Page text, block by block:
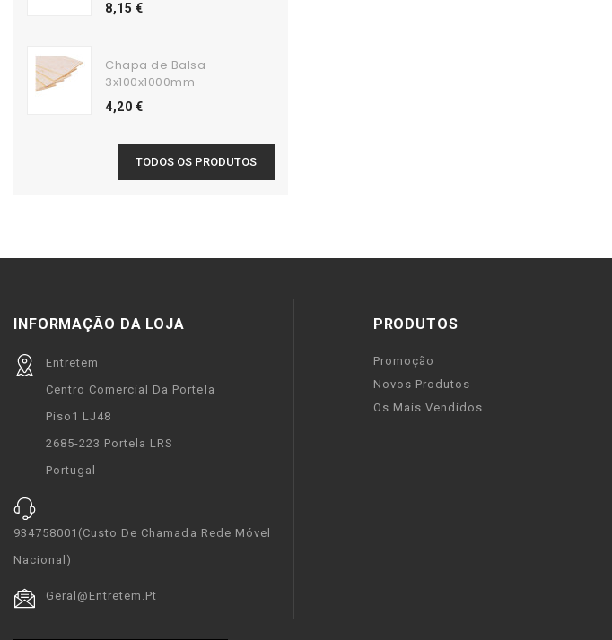
8,15 €
Chapa de Balsa
3x100x1000mm
4,20 €
TODOS OS PRODUTOS
INFORMAÇÃO DA LOJA
Entretem
Centro Comercial Da Portela
Piso1 LJ48
2685-223 Portela LRS
Portugal
934758001(custo De Chamada Rede Móvel
Nacional)
Geral@entretem.pt
PRODUTOS
Promoção
Novos Produtos
Os Mais Vendidos